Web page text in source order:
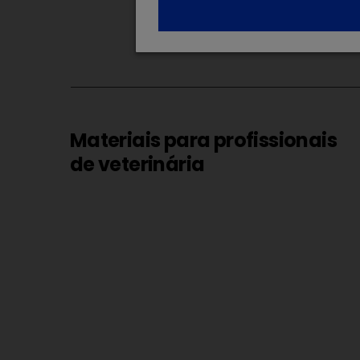
Materiais para profissionais
de veterinária